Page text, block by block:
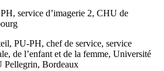
service d’imagerie 2, CHU de
PU-PH, chef de service, service
de l’enfant et de la femme, Université
Pellegrin, Bordeaux